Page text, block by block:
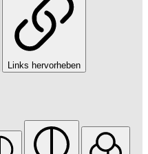
Links hervorheben